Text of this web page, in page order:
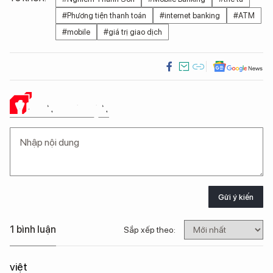
#Phương tiện thanh toán
#internet banking
#ATM
#mobile
#giá trị giao dịch
Ý KIẾN CỦA BẠN
Gửi ý kiến
1 bình luận Sắp xếp theo:
việt